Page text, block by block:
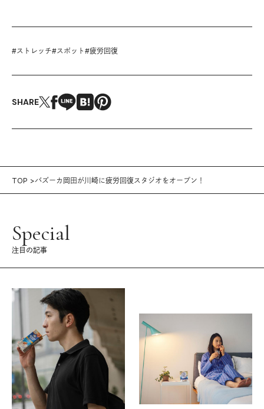
#ストレッチ#スポット #疲労回復
SHARE
TOP バズーカ岡田が川崎に疲労回復スタジオをオープン！
Special
注目の記事